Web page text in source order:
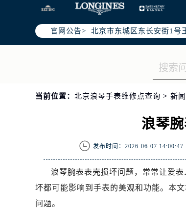
官网公告>
北京市朝阳区建国门外大
北京市东城区东长安街1号
当前位置： 北京浪琴手表维修点查询 > 新
浪琴
发布时间：2026-06-07 14:00:47
浪琴腕表表壳损坏问题，常常让爱
坏都可能影响到手表的美观和功能。本
问题。